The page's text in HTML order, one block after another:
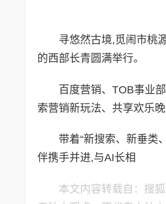
寻悠然古境,觅闹市桃源
的西部长青圆满举行。
百度营销、TOB事业部
索营销新玩法、共享欢乐晚
带着“新搜索、新垂类、
伴携手并进,与AI长相
本文内容转载自：搜